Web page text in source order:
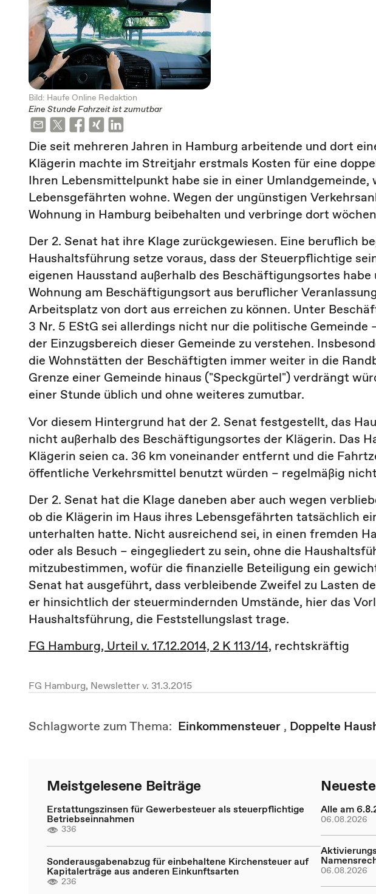
Bild: Haufe Online Redaktion
Eine Stunde Fahrzeit ist zumutbar
Die seit mehreren Jahren in Hamburg arbeitende und dort
Klägerin machte im Streitjahr erstmals Kosten für eine
Ihren Lebensmittelpunkt habe sie in einer Umlandgemeinde,
Lebensgefährten wohne. Wegen der ungünstigen
Wohnung in Hamburg beibehalten und verbringe dort
Der 2. Senat hat ihre Klage zurückgewiesen. Eine beruflich
Haushaltsführung setze voraus, dass der Steuerpflichtige
eigenen Hausstand außerhalb des Beschäftigungsortes habe
Wohnung am Beschäftigungsort aus beruflicher
Arbeitsplatz von dort aus erreichen zu können. Unter
3 Nr. 5 EStG sei allerdings nicht nur die politische Gemeinde
der Einzugsbereich dieser Gemeinde zu verstehen.
die Wohnstätten der Beschäftigten immer weiter in die
Grenze einer Gemeinde hinaus ("Speckgürtel") verdrängt
einer Stunde üblich und ohne weiteres zumutbar.
Vor diesem Hintergrund hat der 2. Senat festgestellt, das
nicht außerhalb des Beschäftigungsortes der Klägerin. Das
Klägerin seien ca. 36 km voneinander entfernt und die
öffentliche Verkehrsmittel benutzt würden – regelmäßig
Der 2. Senat hat die Klage daneben aber auch wegen
ob die Klägerin im Haus ihres Lebensgefährten tatsächlich
unterhalten hatte. Nicht ausreichend sei, in einen fremden
oder als Besuch – eingegliedert zu sein, ohne die
mitzubestimmen, wofür die finanzielle Beteiligung ein
Senat hat ausgeführt, dass verbleibende Zweifel zu Lasten
er hinsichtlich der steuermindernden Umstände, hier das
Haushaltsführung, die Feststellungslast trage.
FG Hamburg, Urteil v. 17.12.2014, 2 K 113/14, rechtskräftig
FG Hamburg, Newsletter v. 31.3.2015
Schlagworte zum Thema: Einkommensteuer , Doppelte
Meistgelesene Beiträge
Erstattungszinsen für Gewerbesteuer als steuerpflichtige
Betriebseinnahmen
336
Sonderausgabenabzug für einbehaltene Kirchensteuer auf
Kapitalerträge aus anderen Einkunftsarten
236
Alle am
06.08.2026
06.08.2026